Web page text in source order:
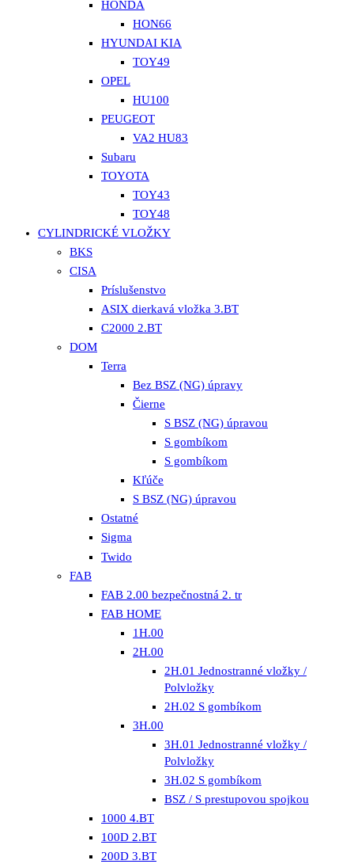
HONDA
HON66
HYUNDAI KIA
TOY49
OPEL
HU100
PEUGEOT
VA2 HU83
Subaru
TOYOTA
TOY43
TOY48
CYLINDRICKÉ VLOŽKY
BKS
CISA
Príslušenstvo
ASIX dierkavá vložka 3.BT
C2000 2.BT
DOM
Terra
Bez BSZ (NG) úpravy
Čierne
S BSZ (NG) úpravou
S gombíkom
S gombíkom
Kľúče
S BSZ (NG) úpravou
Ostatné
Sigma
Twido
FAB
FAB 2.00 bezpečnostná 2. tr
FAB HOME
1H.00
2H.00
2H.01 Jednostranné vložky /
Polvložky
2H.02 S gombíkom
3H.00
3H.01 Jednostranné vložky /
Polvložky
3H.02 S gombíkom
BSZ / S prestupovou spojkou
1000 4.BT
100D 2.BT
200D 3.BT